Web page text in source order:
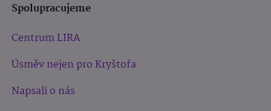
Spolupracujeme
Centrum LIRA
Úsměv nejen pro Kryštofa
Napsali o nás